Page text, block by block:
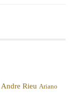
Andre Rieu Ariano